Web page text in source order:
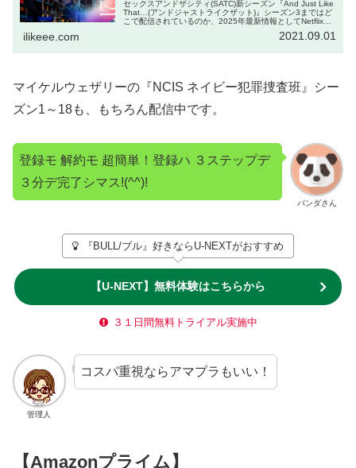
セックスアンドザシティ(SATC)新シーズン『And Just Like
That…(アンドジャストライクザット)』シーズン3まではど
こで配信されているのか、2025年最新情報としてNetflixな
れる方法やこのドラマのみどころ、新キャスト情報もネタ
んでください！
ilikeee.com 2021.09.01
マイケルウェザリーの『NCIS ネイビー犯罪捜査班』シー
ズン1～18も、もちろん配信中です。
パンダさん
登録モ 解約モ 超簡単！登録ハ ３ステップデ
３分デ完了シマス!(^^)!
『BULL/ブル』好きならU-NEXTがおすすめ
【U-NEXT】無料体験はこちらから
３１日間無料トライアル実施中
管理人
コスパ重視ならアマプラもいい！
【Amazonプライム】